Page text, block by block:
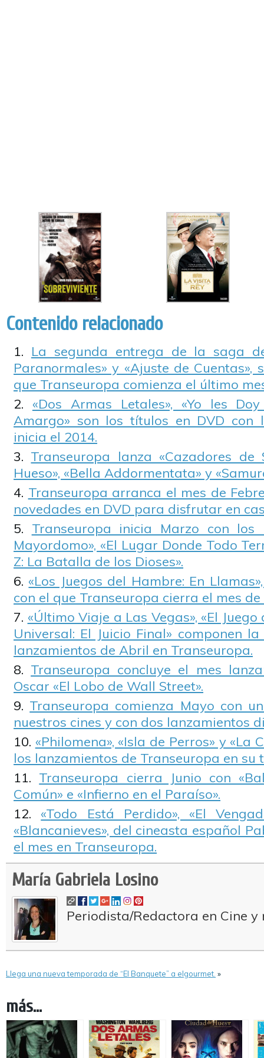
Contenido relacionado
La segunda entrega de la saga
Paranormales» y «Ajuste de Cuentas»,
que Transeuropa comienza el último
«Dos Armas Letales», «Yo les
Amargo» son los títulos en DVD con
inicia el 2014.
Transeuropa lanza «Cazadores de
Hueso», «Bella Addormentata» y
Transeuropa arranca el mes de
novedades en DVD para disfrutar en
Transeuropa inicia Marzo con los
Mayordomo», «El Lugar Donde Todo
Z: La Batalla de los Dioses».
«Los Juegos del Hambre: En
con el que Transeuropa cierra el mes de
«Último Viaje a Las Vegas», «El
Universal: El Juicio Final» componen
lanzamientos de Abril en Transeuropa.
Transeuropa concluye el mes
Oscar «El Lobo de Wall Street».
Transeuropa comienza Mayo con
nuestros cines y con dos lanzamientos
«Philomena», «Isla de Perros» y «La
los lanzamientos de Transeuropa en su
Transeuropa cierra Junio con
Común» e «Infierno en el Paraíso».
«Todo Está Perdido», «El
«Blancanieves», del cineasta español
el mes en Transeuropa.
María Gabriela Losino
Periodista/Redactora en Cine y
Llega una nueva temporada de “El Banquete” a elgourmet. »
más...